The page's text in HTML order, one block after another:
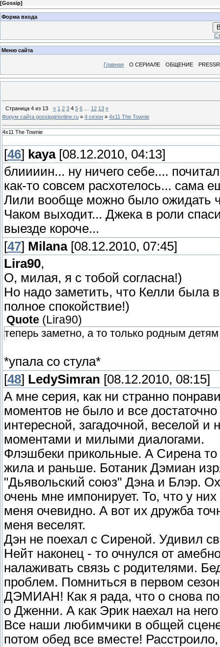
[Gossip]
Форма входа
Меню сайта
Главная О СЕРИАЛЕ ОБЩЕНИЕ
Страница 4 из 13 « 1 2 3 4 5 6 12 13 »
Форум сайта gossipgirlonline.ru » 4 сезон » 4x11 The Townie
4x11 The Townie
[46] kaya[08.12.2010, 04:13]
блиииин... ну ничего себе....
как-то совсем расхотелось... сама
Лили вообще можно было ожидать
Чаком выходит... Джека в роли
выезде короче...
[47] Milana[08.12.2010, 07:45]
Lira90,
О, милая, я с тобой согласна!)
Но надо заметить, что Келли была
полное спокойствие!)
Quote ( Lira90)
теперь заметно, а то только родным
*упала со стула*
[48] LedySimran [08.12.2010, 08:15]
А мне серия, как ни странно
моментов не было и все
интересной, загадочной, веселой
моментами и милыми диалогами.
Флэшбеки прикольные. А Сирена то
жила и раньше. Ботаник Дэмиан
"Дьявольский союз" Дэна и Блэр.
очень мне импонирует. То, что у
меня очевидно. А вот их дружба
меня веселят.
Дэн не поехал с Сиреной. Удивил
Нейт наконец - то очнулся от
налаживать связь с родителями.
проблем. Помниться в первом
ДЭМИАН! Как я рада, что о снова
о Дженни. А как Эрик наехал на
Все наши любимчики в общей
потом обед все вместе!